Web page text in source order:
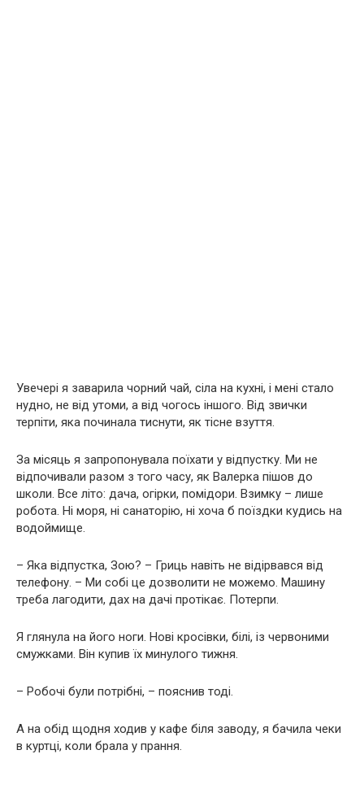
Увечері я заварила чорний чай, сіла на кухні, і мені стало
нудно, не від утоми, а від чогось іншого. Від звички
терпіти, яка починала тиснути, як тісне взуття.
За місяць я запропонувала поїхати у відпустку. Ми не
відпочивали разом з того часу, як Валерка пішов до
школи. Все літо: дача, огірки, помідори. Взимку – лише
робота. Ні моря, ні санаторію, ні хоча б поїздки кудись на
водоймище.
– Яка відпустка, Зою? – Гриць навіть не відірвався від
телефону. – Ми собі це дозволити не можемо. Машину
треба лагодити, дах на дачі протікає. Потерпи.
Я глянула на його ноги. Нові кросівки, білі, із червоними
смужками. Він купив їх минулого тижня.
– Робочі були потрібні, – пояснив тоді.
А на обід щодня ходив у кафе біля заводу, я бачила чеки
в куртці, коли брала у прання.